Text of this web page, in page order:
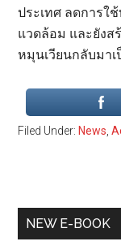
ประเทศ ลดการใ
แวดล้อม และยัง
หมุนเวียนกลับมา
Filed Under: News ,
Primary
NEW E-BOOK